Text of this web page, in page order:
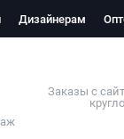
Дизайнерам
Заказы с